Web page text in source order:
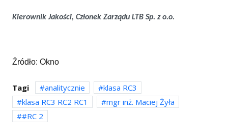
Kierownik Jakości, Członek Zarządu LTB Sp. z o.o.
Źródło: Okno
Tagi analitycznie
klasa RC3
klasa RC3 RC2 RC1
mgr inż. Maciej Żyła
#RC 2